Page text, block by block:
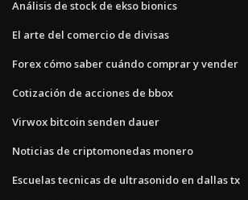
Análisis de stock de ekso bionics
El arte del comercio de divisas
Forex cómo saber cuándo comprar y vender
Cotización de acciones de bbox
Virwox bitcoin senden dauer
Noticias de criptomonedas monero
Escuelas tecnicas de ultrasonido en dallas tx